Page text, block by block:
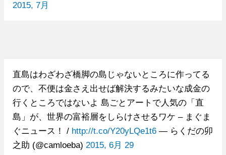
2015, 7月
直島はわざわざ橋脚の島じゃないところに作ってる
ので、不便は金さえ出せば解決するみたいな成金の
行くところではないよ 島ごとアートで人気の「直
島」が、世界の富裕層をしらけさせるワケ – まぐま
ぐニュース！ / http://t.co/Y20yLQe1t6— らくだの卯
之助 (@camloeba) 2015, 6月 29